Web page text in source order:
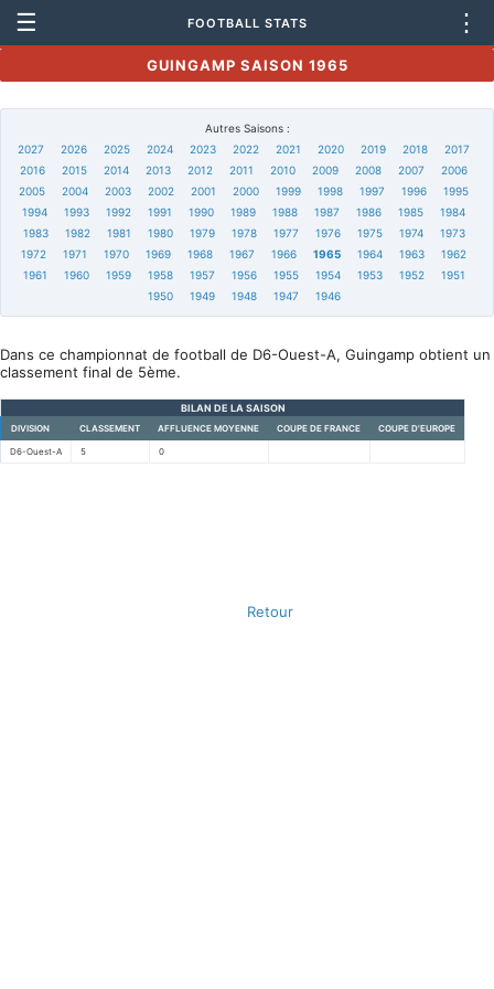
☰ FOOTBALL STATS ⋮
GUINGAMP SAISON 1965
Autres Saisons :
2027
2026 2025 2024 2023 2022 2021 2020 2019 2018
2017
2016
2015 2014 2013 2012 2011 2010 2009 2008 2007
2006
2005
2004 2003 2002 2001 2000 1999 1998 1997 1996
1995
1994
1993 1992 1991 1990 1989 1988 1987 1986 1985
1984
1983
1982 1981 1980 1979 1978 1977 1976 1975 1974
1973
1972
1971 1970 1969 1968 1967 1966 1965 1964 1963
1962
1961
1960 1959 1958 1957 1956 1955 1954 1953 1952
1951
1950
1949 1948 1947 1946
Dans ce championnat de football de D6-Ouest-A, Guingamp obtient un
classement final de 5ème.
BILAN DE LA SAISON
DIVISION CLASSEMENT AFFLUENCE MOYENNE COUPE DE FRANCE COUPE D'EUROPE
D6-Ouest-A 5 0
Retour